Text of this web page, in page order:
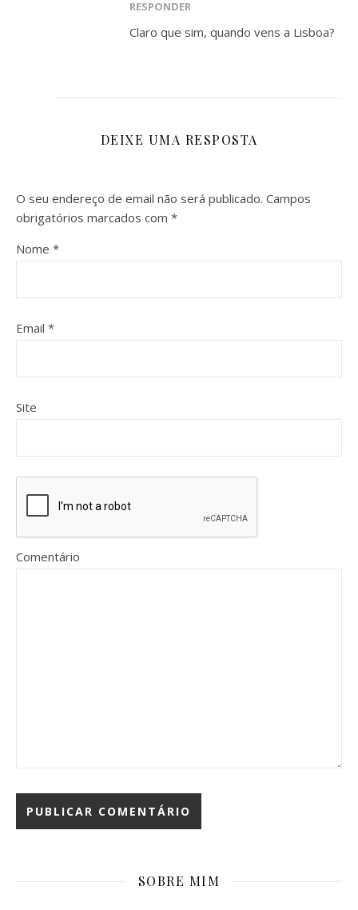
RESPONDER
Claro que sim, quando vens a Lisboa?
DEIXE UMA RESPOSTA
O seu endereço de email não será publicado. Campos
obrigatórios marcados com *
Nome *
Email *
Site
Comentário
SOBRE MIM